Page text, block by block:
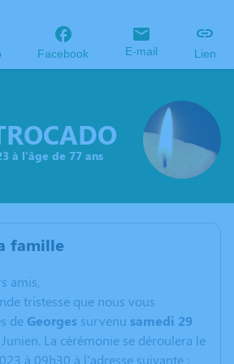
Facebook E-mail Lien
à l'âge de 77 ans
famille
amis,
tristesse que nous vous
de Georges survenu samedi 29
La cérémonie se déroulera le
à 09h30 à l'adresse suivante :